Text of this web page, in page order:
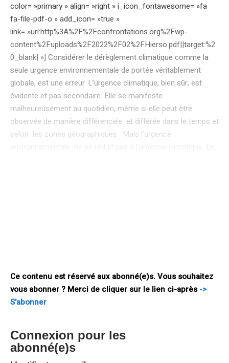
color= »primary » align= »right » i_icon_fontawesome= »fa
fa-file-pdf-o » add_icon= »true »
link= »url:http%3A%2F%2Fconfrontations.org%2Fwp-
content%2Fuploads%2F2022%2F02%2FHierso.pdf||target:%2
0_blank| »] Considérer le dérèglement climatique comme la
seule urgence environnementale de portée véritablement
globale, est une erreur. L’urgence climatique, bien sûr, est
évidente et pas secondaire. Elle se manifeste
malheureusement au quotidien, même si elle peut être
observée de manière différenciée et différée dans le temps et
selon les zones géographiques. Mais l’urgence
Ce contenu est réservé aux abonné(e)s. Vous souhaitez
vous abonner ? Merci de cliquer sur le lien ci-après->
S'abonner
Connexion pour les
abonné(e)s